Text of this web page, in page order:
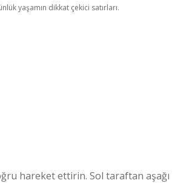
yaşamın dikkat çekici satırları.
hareket ettirin. Sol taraftan aşağı